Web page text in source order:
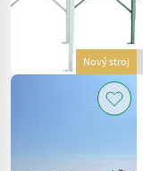
Presun
Nový stroj